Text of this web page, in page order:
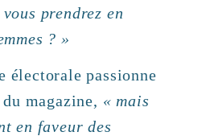
vous prendrez en
? »
électorale passionne
magazine, « mais
en faveur des